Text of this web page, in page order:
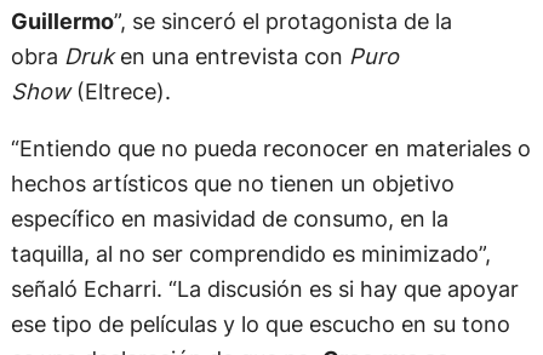
Guillermo”, se sinceró el protagonista de la
obra Druken una entrevista con Puro
Show(Eltrece).
“Entiendo que no pueda reconocer en materiales o
hechos artísticos que no tienen un objetivo
específico en masividad de consumo, en la
taquilla, al no ser comprendido es minimizado”,
señaló Echarri. “La discusión es si hay que apoyar
ese tipo de películas y lo que escucho en su tono